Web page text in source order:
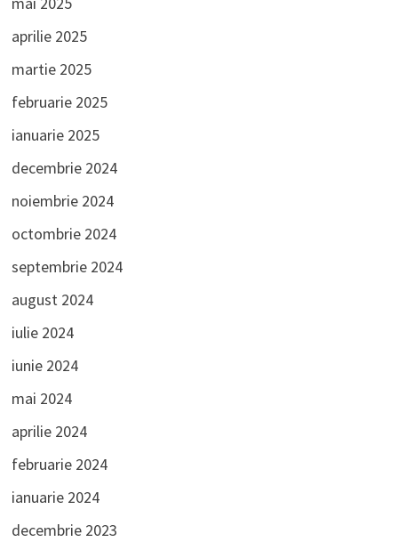
aprilie 2025
martie 2025
februarie 2025
ianuarie 2025
decembrie 2024
noiembrie 2024
octombrie 2024
septembrie 2024
august 2024
iulie 2024
iunie 2024
mai 2024
aprilie 2024
februarie 2024
ianuarie 2024
decembrie 2023